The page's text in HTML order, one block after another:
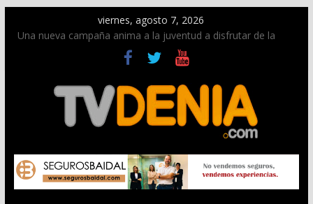
viernes, agosto 7, 2026
Una nueva campaña anima a la juventud a disfrutar de la
Paco Adsuar dona al Arxiu de Dénia más de 50.000 imágenes
de la memoria visual de la ciudad
La Entraeta Festera llena de ambiente la calle Marqués de
Campo con la recepción a la Capitanía Cristiana
El XII Festival de Jazz de Dénia reunirá durante agosto a
figuras nacionales e internacionales en los Jardins de
Torrecremada
Los Moros y Cristianos 2026 reciben las llaves de la ciudad y
dan inicio a las fiestas en Dénia